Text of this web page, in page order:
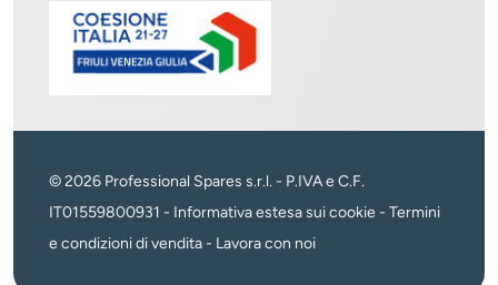
© 2026 Professional Spares s.r.l. - P.IVA e C.F.
IT01559800931 - Informativa estesa sui cookie - Termini
e condizioni di vendita- Lavora con noi